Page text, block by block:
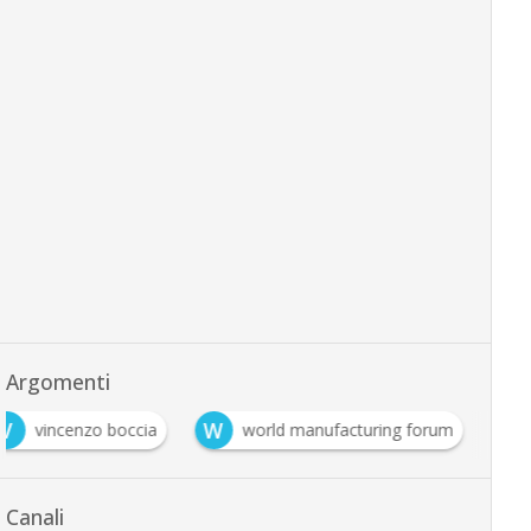
Argomenti
V
vincenzo boccia W world manufacturing forum
Canali